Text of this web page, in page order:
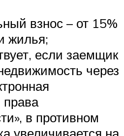
взнос – от 15%
жилья;
если заемщик
через
права
в противном